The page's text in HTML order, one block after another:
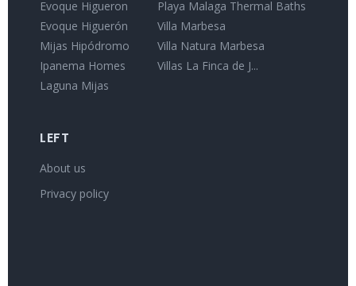
Evoque Higueron
Evoque Higuerón
Mijas Hipódromo
Ipanema Homes
Laguna Mijas
Playa Malaga Thermal Baths
Villa Marbesa
Villa Natura Marbesa
Villas La Finca de J...
LEFT
About us
Privacy policy